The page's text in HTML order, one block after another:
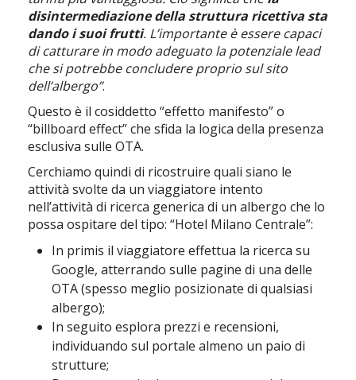
disintermediazione della struttura ricettiva sta
dando i suoi frutti. L’importante è essere capaci
di catturare in modo adeguato la potenziale lead
che si potrebbe concludere proprio sul sito
dell’albergo”.
Questo è il cosiddetto “effetto manifesto” o
“billboard effect” che sfida la logica della presenza
esclusiva sulle OTA.
Cerchiamo quindi di ricostruire quali siano le
attività svolte da un viaggiatore intento
nell’attività di ricerca generica di un albergo che lo
possa ospitare del tipo: “Hotel Milano Centrale”:
In primis il viaggiatore effettua la ricerca su
Google, atterrando sulle pagine di una delle
OTA (spesso meglio posizionate di qualsiasi
albergo);
In seguito esplora prezzi e recensioni,
individuando sul portale almeno un paio di
strutture;